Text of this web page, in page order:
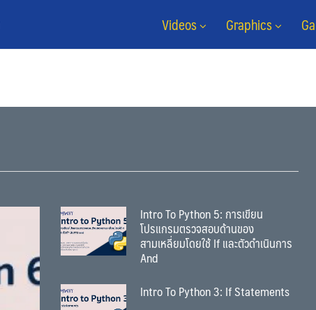
Videos Graphics
Intro To Python 5: การเขียน
โปรแกรมตรวจสอบด้านของ
สามเหลี่ยมโดยใช้ If และตัวดำเนินการ
And
Intro To Python 3: If Statements